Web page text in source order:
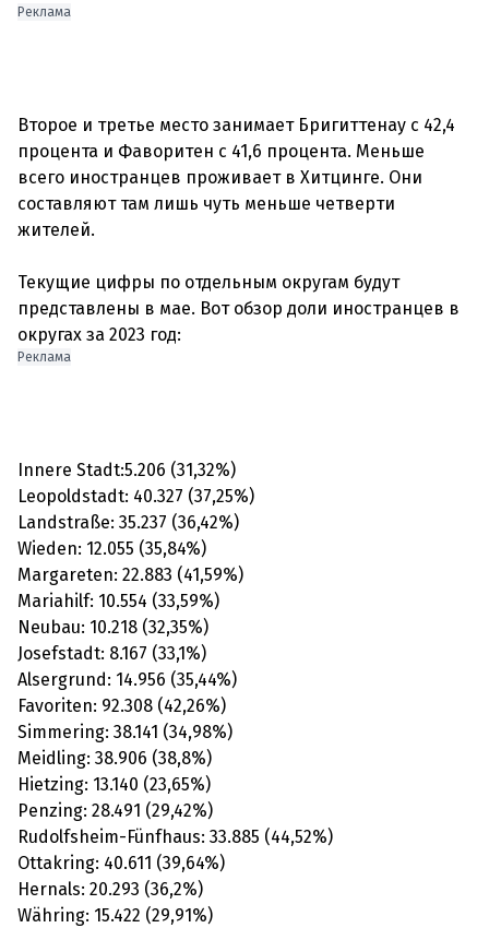
Реклама
Второе и третье место занимает Бригиттенау с 42,4
процента и Фаворитен с 41,6 процента. Меньше
всего иностранцев проживает в Хитцинге. Они
составляют там лишь чуть меньше четверти
жителей.
Текущие цифры по отдельным округам будут
представлены в мае. Вот обзор доли иностранцев в
Реклама
Innere Stadt:5.206 (31,32%)
Leopoldstadt: 40.327 (37,25%)
Landstraße: 35.237 (36,42%)
Wieden: 12.055 (35,84%)
Margareten: 22.883 (41,59%)
Mariahilf: 10.554 (33,59%)
Neubau: 10.218 (32,35%)
Josefstadt: 8.167 (33,1%)
Alsergrund: 14.956 (35,44%)
Favoriten: 92.308 (42,26%)
Simmering: 38.141 (34,98%)
Meidling: 38.906 (38,8%)
Hietzing: 13.140 (23,65%)
Penzing: 28.491 (29,42%)
Rudolfsheim-Fünfhaus: 33.885 (44,52%)
Ottakring: 40.611 (39,64%)
Hernals: 20.293 (36,2%)
Währing: 15.422 (29,91%)